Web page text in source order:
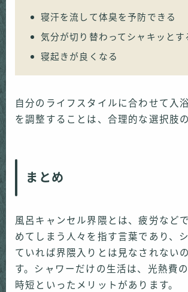
寝汗を流して体臭を予防できる
気分が切り替わってシャキッとす
寝起きが良くなる
自分のライフスタイルに合わせて入
を調整することは、合理的な選択肢
まとめ
風呂キャンセル界隈とは、疲労など
めてしまう人々を指す言葉であり、
ていれば界隈入りとは見なされない
す。シャワーだけの生活は、光熱費
時短といったメリットがあります。